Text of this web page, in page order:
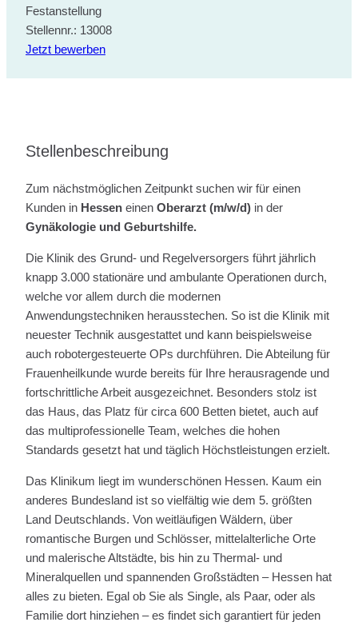
Festanstellung
Stellennr.: 13008
Jetzt bewerben
Stellenbeschreibung
Zum nächstmöglichen Zeitpunkt suchen wir für einen
Kunden in Hessen einen Oberarzt (m/w/d) in der
Gynäkologie und Geburtshilfe.
Die Klinik des Grund- und Regelversorgers führt jährlich
knapp 3.000 stationäre und ambulante Operationen durch,
welche vor allem durch die modernen
Anwendungstechniken herausstechen. So ist die Klinik mit
neuester Technik ausgestattet und kann beispielsweise
auch robotergesteuerte OPs durchführen. Die Abteilung für
Frauenheilkunde wurde bereits für Ihre herausragende und
fortschrittliche Arbeit ausgezeichnet. Besonders stolz ist
das Haus, das Platz für circa 600 Betten bietet, auch auf
das multiprofessionelle Team, welches die hohen
Standards gesetzt hat und täglich Höchstleistungen erzielt.
Das Klinikum liegt im wunderschönen Hessen. Kaum ein
anderes Bundesland ist so vielfältig wie dem 5. größten
Land Deutschlands. Von weitläufigen Wäldern, über
romantische Burgen und Schlösser, mittelalterliche Orte
und malerische Altstädte, bis hin zu Thermal- und
Mineralquellen und spannenden Großstädten – Hessen hat
alles zu bieten. Egal ob Sie als Single, als Paar, oder als
Familie dort hinziehen – es findet sich garantiert für jeden